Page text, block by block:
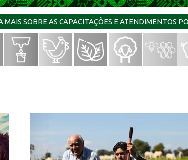
MAIS SOBRE AS CAPACITAÇÕES E ATENDIMENTOS